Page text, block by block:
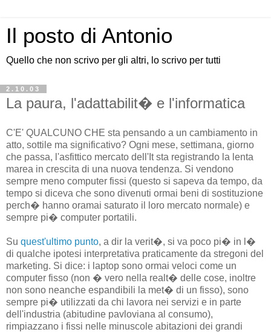
Il posto di Antonio
Quello che non scrivo per gli altri, lo scrivo per tutti
2.10.03
La paura, l'adattabilit� e l'informatica
C'E' QUALCUNO CHE sta pensando a un cambiamento in
atto, sottile ma significativo? Ogni mese, settimana, giorno
che passa, l'asfittico mercato dell'It sta registrando la lenta
marea in crescita di una nuova tendenza. Si vendono
sempre meno computer fissi (questo si sapeva da tempo, da
tempo si diceva che sono divenuti ormai beni di sostituzione
perch� hanno oramai saturato il loro mercato normale) e
sempre pi� computer portatili.
Su quest'ultimo punto, a dir la verit�, si va poco pi� in l�
di qualche ipotesi interpretativa praticamente da stregoni del
marketing. Si dice: i laptop sono ormai veloci come un
computer fisso (non � vero nella realt� delle cose, inoltre
non sono neanche espandibili la met� di un fisso), sono
sempre pi� utilizzati da chi lavora nei servizi e in parte
dell'industria (abitudine pavloviana al consumo),
rimpiazzano i fissi nelle minuscole abitazioni dei grandi